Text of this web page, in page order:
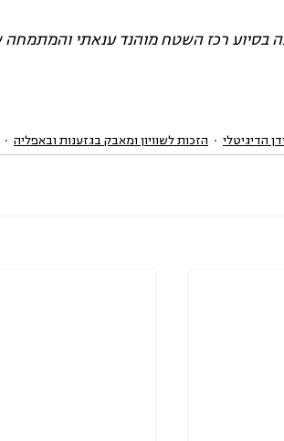
בסיוע רכז השטח מוהנד ענאתי והמתמחה
הדיגיטלי הזכות לשוויון ומאבק בגזענות ובאפליה